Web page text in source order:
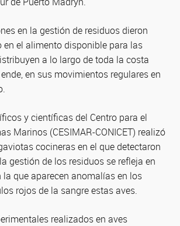
en la gestión de residuos dieron
en el alimento disponible para las
a lo largo de toda la costa
en sus movimientos regulares en
y científicas del Centro para el
Marinos (CESIMAR-CONICET) realizó
cocineras en el que detectaron
gestión de los residuos se refleja en
la que aparecen anomalías en los
rojos de la sangre estas aves.
realizados en aves